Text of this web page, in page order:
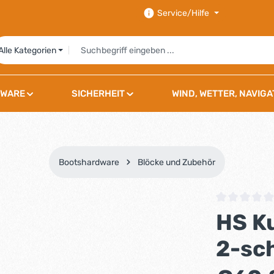
Service/Hilfe
Kategorien
SICHERHEIT WIND, WETTER,
Bootshardware Blöcke und Zubehör
HS
2-
Regulärer